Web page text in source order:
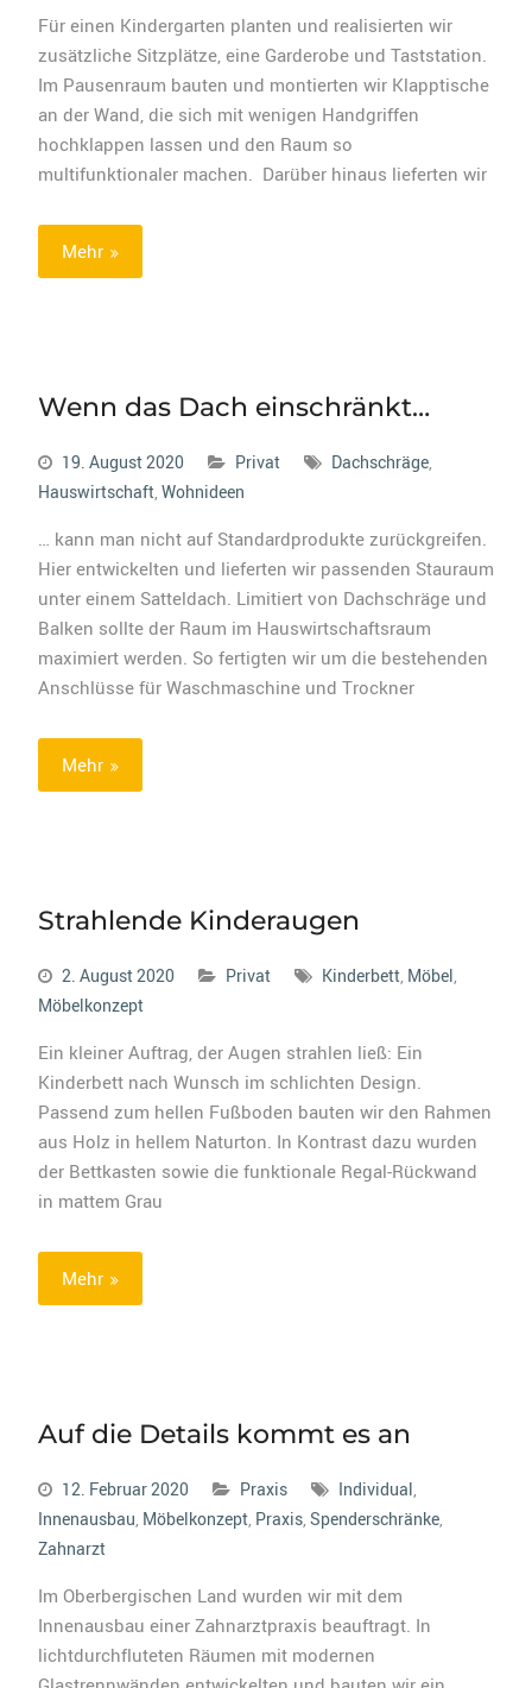
Für einen Kindergarten planten und realisierten wir
zusätzliche Sitzplätze, eine Garderobe und Taststation.
Im Pausenraum bauten und montierten wir Klapptische
an der Wand, die sich mit wenigen Handgriffen
hochklappen lassen und den Raum so
multifunktionaler machen. Darüber hinaus lieferten wir
Mehr
Wenn das Dach einschränkt…
19. August 2020 Privat Dachschräge,
Hauswirtschaft, Wohnideen
… kann man nicht auf Standardprodukte zurückgreifen.
Hier entwickelten und lieferten wir passenden Stauraum
unter einem Satteldach. Limitiert von Dachschräge und
Balken sollte der Raum im Hauswirtschaftsraum
maximiert werden. So fertigten wir um die bestehenden
Anschlüsse für Waschmaschine und Trockner
Mehr
Strahlende Kinderaugen
2. August 2020 Privat Kinderbett, Möbel
Möbelkonzept
Ein kleiner Auftrag, der Augen strahlen ließ: Ein
Kinderbett nach Wunsch im schlichten Design.
Passend zum hellen Fußboden bauten wir den Rahmen
aus Holz in hellem Naturton. In Kontrast dazu wurden
der Bettkasten sowie die funktionale Regal-Rückwand
in mattem Grau
Mehr
Auf die Details kommt es an
12. Februar 2020 Praxis Individual
Innenausbau Möbelkonzept, Praxis, Spenderschränke,
Zahnarzt
Im Oberbergischen Land wurden wir mit dem
Innenausbau einer Zahnarztpraxis beauftragt. In
lichtdurchfluteten Räumen mit modernen